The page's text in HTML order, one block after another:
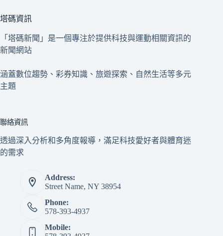
塔碼資訊
「塔碼新聞」是一個專注於提供科技與運動相關資訊的
新聞網站
涵蓋數位趨勢、彩券知識、旅遊探索、自然生活等多元
主題
聯絡資訊
透過深入分析和多角度報導，滿足科技愛好者與體育迷
的需求
Address:
Street Name, NY 38954
Phone:
578-393-4937
Mobile: